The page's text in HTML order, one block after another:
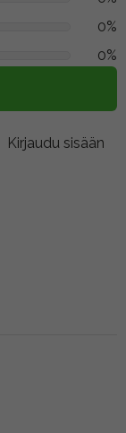
0%
0%
Kirjaudu sisään